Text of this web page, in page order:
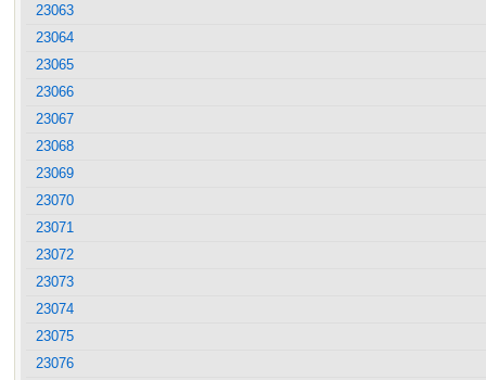
23063
23064
23065
23066
23067
23068
23069
23070
23071
23072
23073
23074
23075
23076